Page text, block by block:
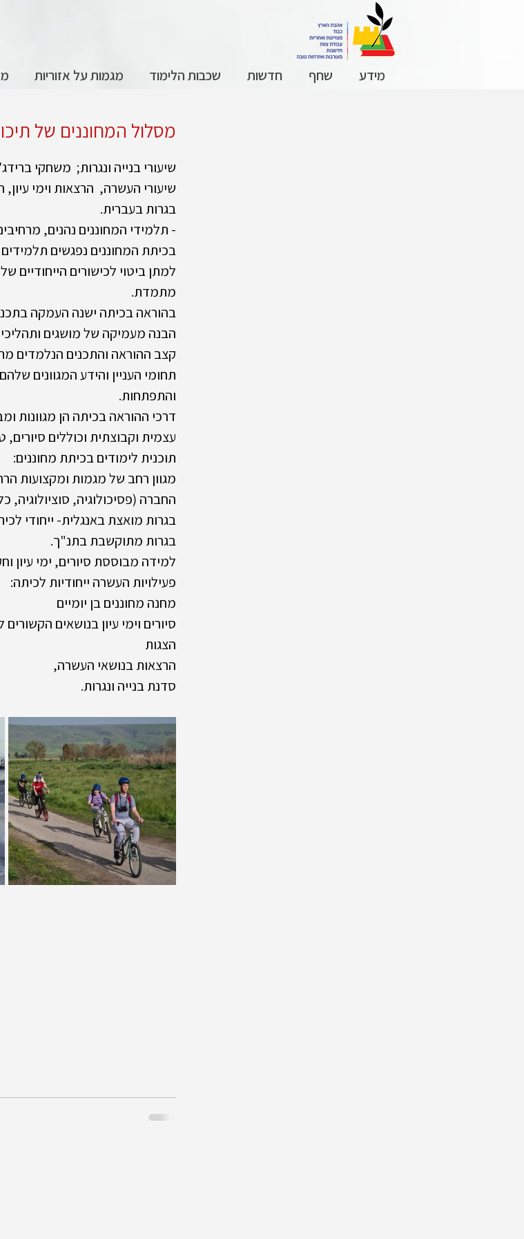
מידע שחף חדשות שכבות הלימוד מגמות על אזוריות
מסלול המחוננים של
שיעורי בנייה ונגרות;  משחקי
שיעורי העשרה,  הרצאות וימי
בגרות בעברית.
- תלמידי המחוננים נהנים,
בכיתת המחוננים נפגשים
למתן ביטוי לכישורים הייחודיים
מתמדת.
בהוראה בכיתה ישנה העמקה
הבנה מעמיקה של מושגים
קצב ההוראה והתכנים הנלמדים
תחומי העניין והידע המגוונים
והתפתחות.
דרכי ההוראה בכיתה הן מגוונות
עצמית וקבוצתית וכוללים סיורים,
תוכנית לימודים בכיתת מחוננים:
החברה (פסיכולוגיה,
בגרות מואצת באנגלית- ייחודי
בגרות מתוקשבת בתנ"ך.
למידה מבוססת סיורים, ימי עיון
פעילויות העשרה ייחודיות לכיתה:
מחנה מחוננים בן יומיים
סיורים וימי עיון בנושאים
הצגות
הרצאות בנושאי העשרה,
סדנת בנייה ונגרות.